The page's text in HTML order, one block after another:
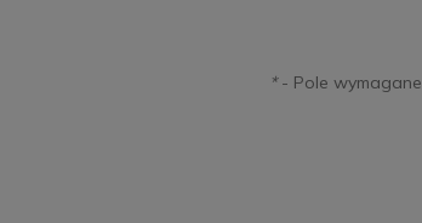
*- Pole wymagane